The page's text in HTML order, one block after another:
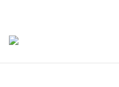
牙齒上多了矯正器與鋼絲，更
但若吃了柑橘、醋類、碳酸